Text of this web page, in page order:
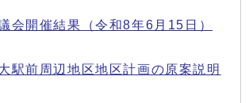
会開催結果（令和8年6月15日）
駅前周辺地区地区計画の原案説明